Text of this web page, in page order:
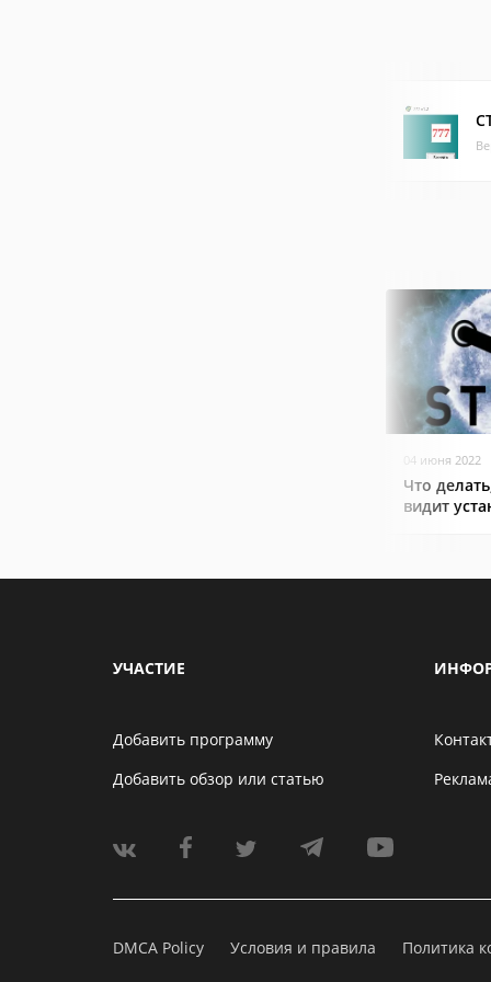
04 июня 2022
Что
видит
УЧАСТИЕ
Добавить программу
Добавить обзор или статью
DMCA Policy Условия и правила Политика